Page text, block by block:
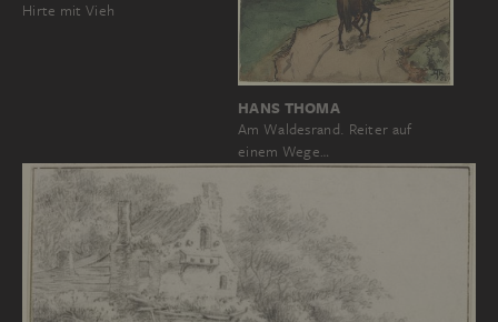
Hirte mit Vieh
HANS THOMA
Am Waldesrand. Reiter auf
einem Wege…